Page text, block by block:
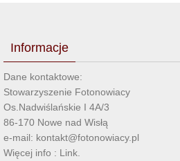
Informacje
Dane kontaktowe:
Stowarzyszenie Fotonowiacy
Os.Nadwiślańskie I 4A/3
86-170 Nowe nad Wisłą
e-mail: kontakt@fotonowiacy.pl
Więcej info : Link